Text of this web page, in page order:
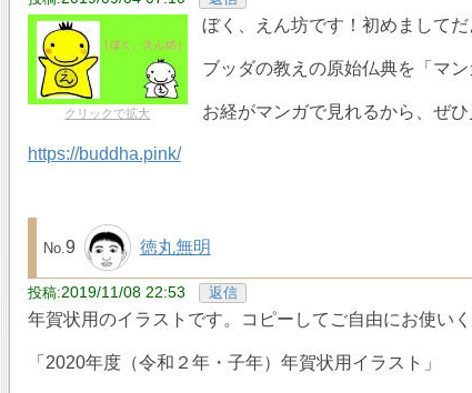
クリックで拡大
ぼく、えん坊です！初めましてだ
ブッダの教えの原始仏典を「マ
お経がマンガで見れるから、ぜ
https://buddha.pink/
9 徳丸無明
2019/11/08 22:53 返信
年賀状用のイラストです。コピーしてご自由にお使いく
「2020年度（令和２年・子年）年賀状用イラスト」